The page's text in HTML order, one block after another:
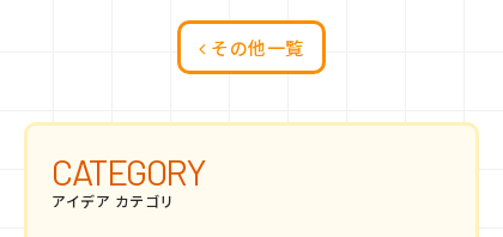
その他一覧
CATEGORY
アイデア カテゴリ